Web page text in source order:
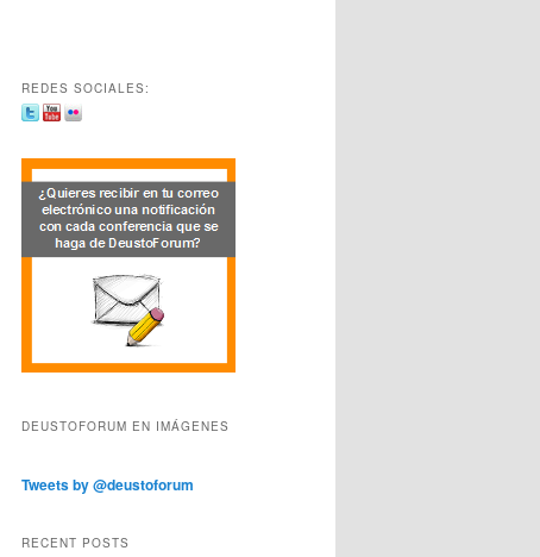
REDES SOCIALES:
DEUSTOFORUM EN IMÁGENES
Tweets by @deustoforum
RECENT POSTS